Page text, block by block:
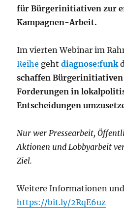
für Bürgerinitiativen zur
Kampagnen-Arbeit.
Im vierten Webinar im
Reihe gehtdiagnose:funk
schaffen
Forderungen in
Entscheidungen
Nur wer Pressearbeit,
Aktionen und Lobbyarbeit
Ziel.
Weitere Informationen
https://bit.ly/2RqE6uz